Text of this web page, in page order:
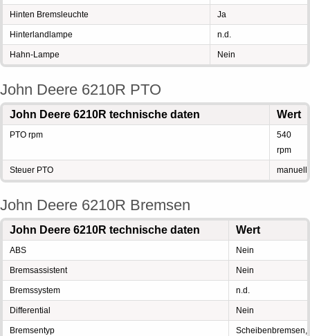
Hinten Bremsleuchte Ja
Hinterlandlampe n.d.
Hahn-Lampe Nein
John Deere 6210R PTO
John Deere 6210R technische daten Wert
PTO rpm
540
rpm
Steuer PTO manuell
John Deere 6210R Bremsen
John Deere 6210R technische daten Wert
ABS Nein
Bremsassistent Nein
Bremssystem n.d.
Differential Nein
Bremsentyp
Scheibenbremsen,